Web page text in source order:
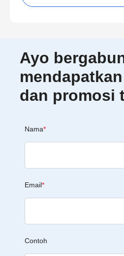
Ayo
dan promosi
Nama*
Email*
Contoh